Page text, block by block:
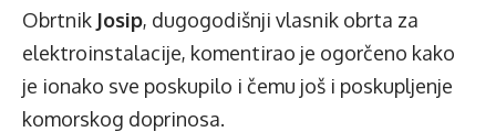
Obrtnik Josip, dugogodišnji vlasnik obrta za
elektroinstalacije, komentirao je ogorčeno kako
je ionako sve poskupilo i čemu još i poskupljenje
komorskog doprinosa.